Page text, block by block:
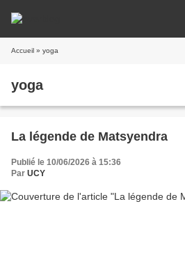
Accueil » yoga
yoga
La légende de Matsyendra
Publié le 10/06/2026 à 15:36
Par UCY